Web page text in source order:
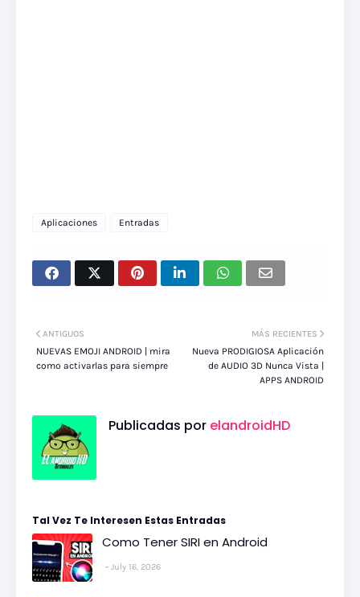
Aplicaciones Entradas
MÁS RECIENTES
Nueva PRODIGIOSA Aplicación
de AUDIO 3D Nunca Vista |
APPS ANDROID
ANTIGUOS
NUEVAS EMOJI ANDROID | mira
como activarlas para siempre
Publicadas por elandroidHD
Tal Vez Te Interesen Estas Entradas
Como Tener SIRI en Android
July 16, 2026